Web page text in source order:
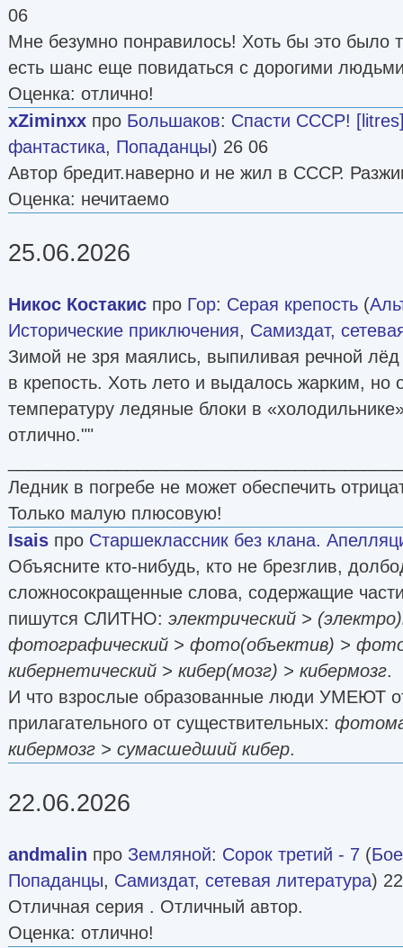
06
Мне безумно понравилось! Хоть бы это было
есть шанс еще повидаться с дорогими
Оценка: отлично!
xZiminxx про Большаков: Спасти СССР!
фантастика, Попаданцы) 26 06
Автор бредит.наверно и не жил в СССР.
Оценка: нечитаемо
25.06.2026
Никос Костакис про Гор: Серая крепость (
Исторические приключения, Самиздат,
Зимой не зря маялись, выпиливая речной лёд
в крепость. Хоть лето и выдалось жарким, но
температуру ледяные блоки в
отлично.""
Ледник в погребе не может обеспечить
Только малую плюсовую!
Isais про Старшеклассник без клана.
Объясните кто-нибудь, кто не брезглив,
сложносокращенные слова, содержащие
пишутся СЛИТНО: электрический >
фотографический > фото(объектив) >
кибернетический > кибер(мозг) > кибермозг.
И что взрослые образованные люди УМЕЮТ
прилагательного от существительных:
кибермозг > сумасшедший кибер.
22.06.2026
andmalin про Земляной: Сорок третий - 7 (
Попаданцы, Самиздат, сетевая литература)
Отличная серия . Отличный автор.
Оценка: отлично!